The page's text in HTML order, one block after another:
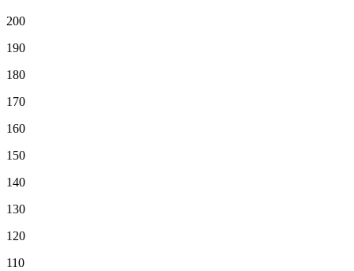
200
190
180
170
160
150
140
130
120
110